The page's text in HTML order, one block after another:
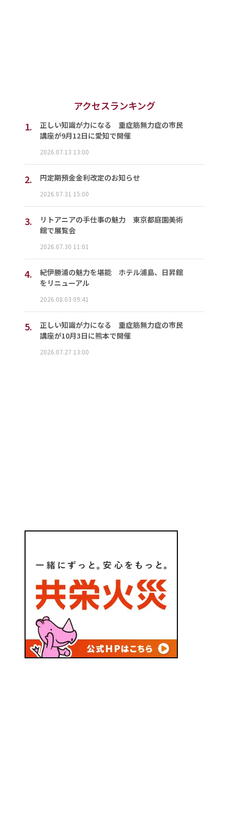
アクセスランキング
1.
正しい知識が力になる 重症筋無力症の市民
講座が9月12日に愛知で開催
2026.07.13 13:00
2. 円定期預金金利改定のお知らせ
2026.07.31 15:00
3.
リトアニアの手仕事の魅力 東京都庭園美術
館で展覧会
2026.07.30 11:01
4.
紀伊勝浦の魅力を堪能 ホテル浦島、日昇館
をリニューアル
2026.08.03 09:41
5.
正しい知識が力になる 重症筋無力症の市民
講座が10月3日に熊本で開催
2026.07.27 13:00